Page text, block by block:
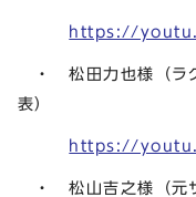
https://
・ 松田力也様（ラ
表）
https://
・ 松山吉之様（元